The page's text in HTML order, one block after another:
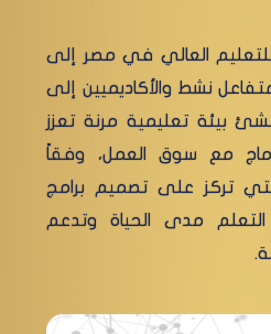
العالي في مصر إلى
نشط والأكاديميين إلى
بيئة تعليمية مرنة تعزز
مع سوق العمل، وفقاً
التي تركز على تصميم برامج
التعلم مدى الحياة وتدعم